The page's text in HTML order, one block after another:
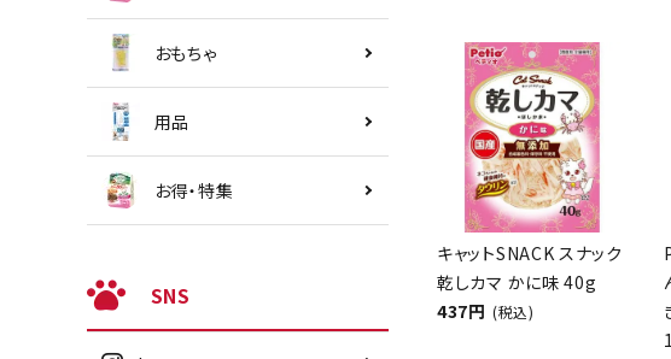
おもちゃ
用品
お得・特集
SNS
キャットSNACK スナック
乾しカマ かに味 40g
437円 (税込)